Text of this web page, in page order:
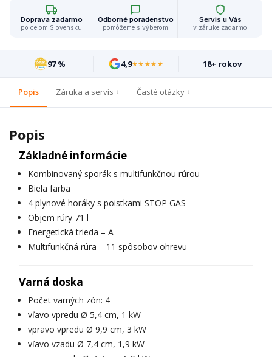
Doprava zadarmo
po celom Slovensku
Odborné poradenstvo
pomôžeme s výberom
Servis u Vás
v záruke zadarmo
97 % 4,9★★★★★ 18+ rokov
Popis Záruka a servis Časté otázky
Popis
Základné informácie
Kombinovaný sporák s multifunkčnou rúrou
Biela farba
4 plynové horáky s poistkami STOP GAS
Objem rúry 71 l
Energetická trieda – A
Multifunkčná rúra – 11 spôsobov ohrevu
Varná doska
Počet varných zón: 4
vľavo vpredu Ø 5,4 cm, 1 kW
vpravo vpredu Ø 9,9 cm, 3 kW
vľavo vzadu Ø 7,4 cm, 1,9 kW